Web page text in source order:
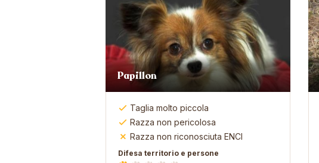
Papillon
Taglia molto piccola
Razza non pericolosa
Razza non riconosciuta ENCI
Difesa territorio e persone